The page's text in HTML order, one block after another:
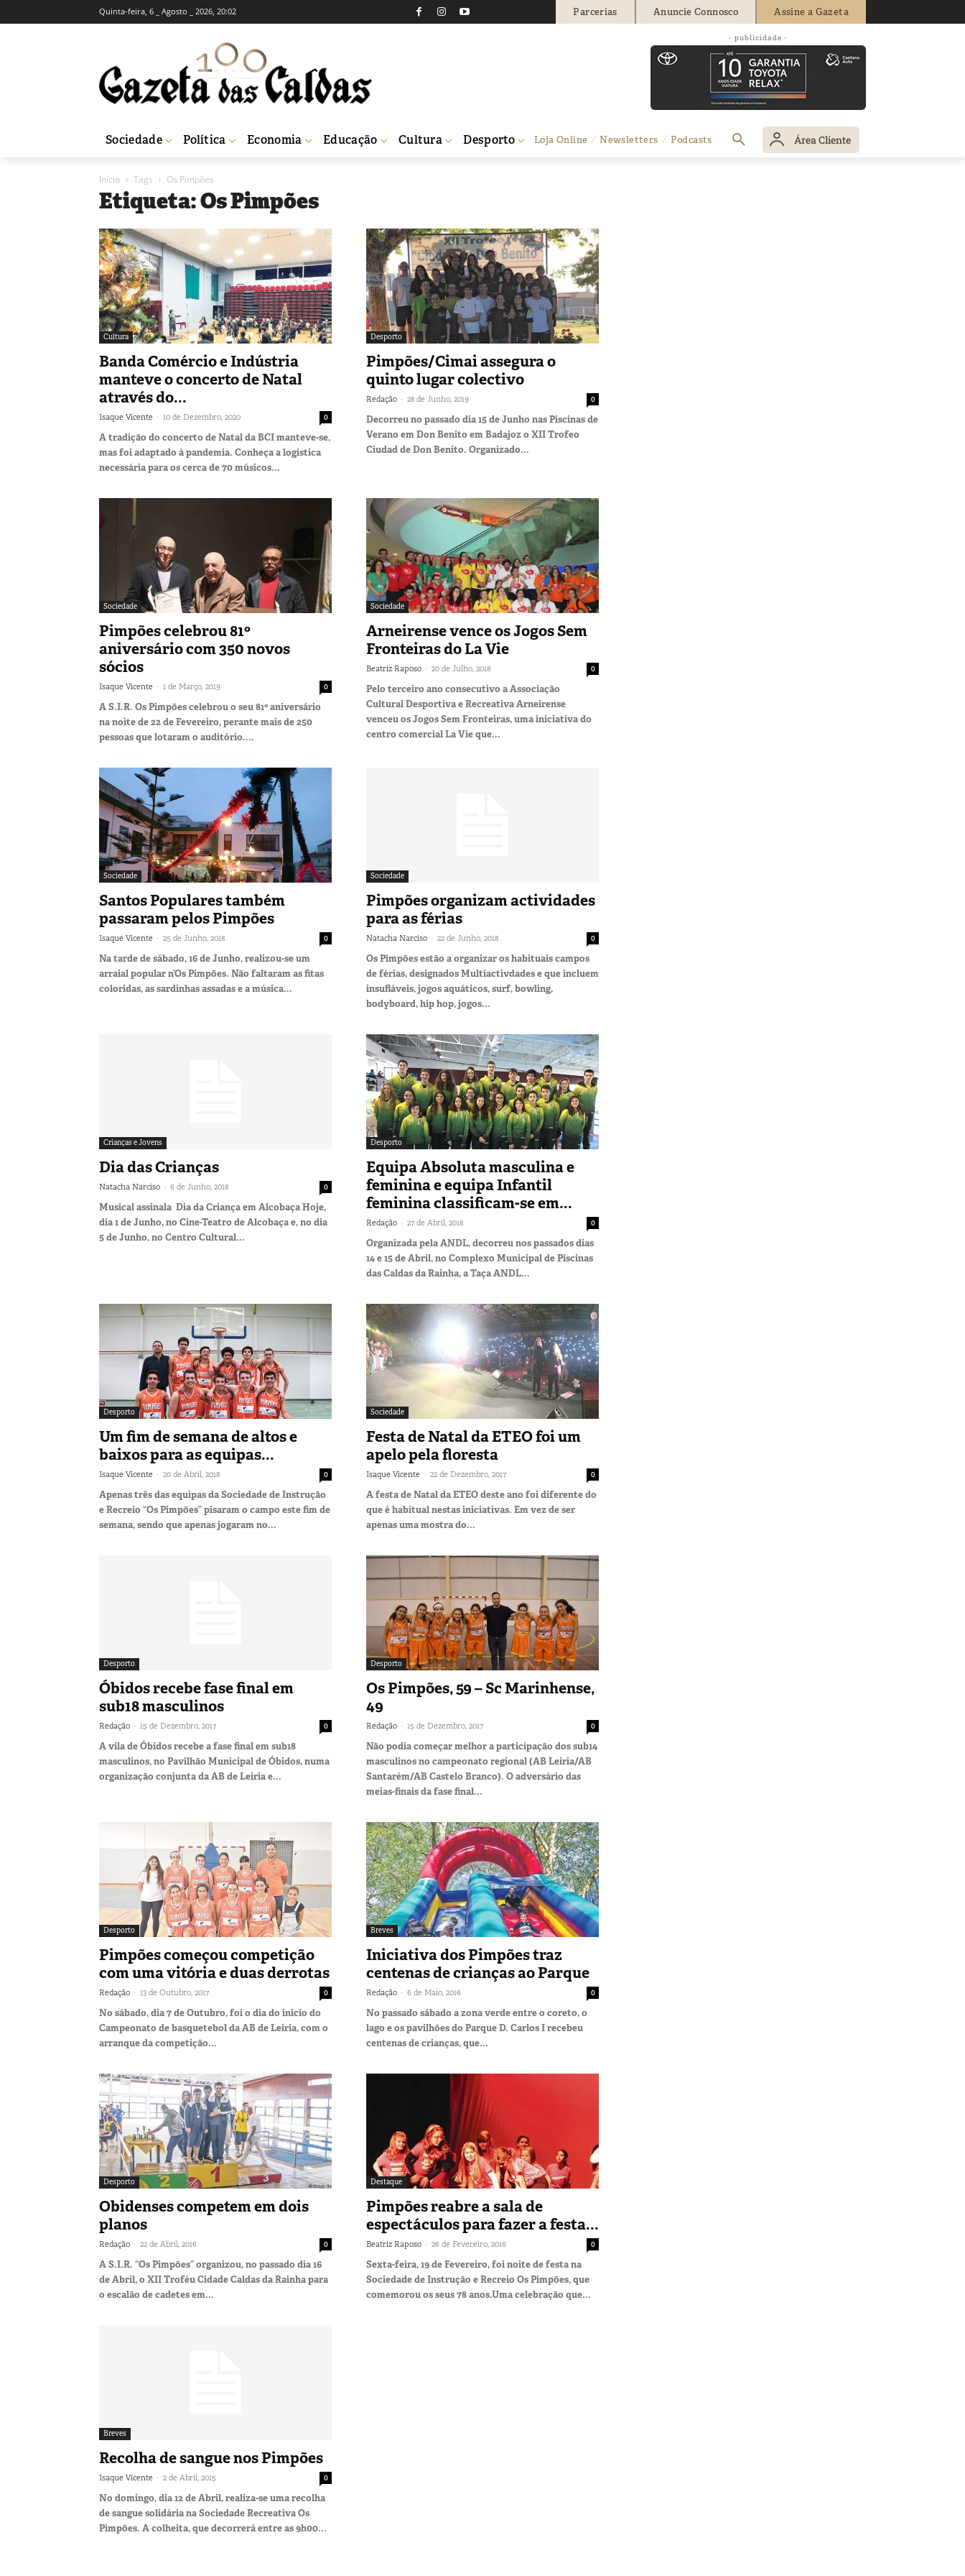
Quinta-feira, 6 _ Agosto _ 2026, 20:02 Parcerias Anuncie Connosco Assine a Gazeta
- publicidade -
Sociedade Política Economia Educação Cultura Desporto Loja Online Newsletters Podcasts Área Cliente
Início Tags Os Pimpões
Etiqueta: Os Pimpões
Cultura
Banda Comércio e Indústria
manteve o concerto de Natal
através do...
Isaque Vicente - 10 de Dezembro, 2020 0
A tradição do concerto de Natal da BCI manteve-se,
mas foi adaptado à pandemia. Conheça a logística
necessária para os cerca de 70 músicos...
Desporto
Pimpões/Cimai assegura o
quinto lugar colectivo
Redação - 28 de Junho, 2019 0
Decorreu no passado dia 15 de Junho nas Piscinas de
Verano em Don Benito em Badajoz o XII Trofeo
Ciudad de Don Benito. Organizado...
Sociedade
Pimpões celebrou 81º
aniversário com 350 novos
sócios
Isaque Vicente - 1 de Março, 2019 0
A S.I.R. Os Pimpões celebrou o seu 81º aniversário
na noite de 22 de Fevereiro, perante mais de 250
pessoas que lotaram o auditório....
Sociedade
Arneirense vence os Jogos Sem
Fronteiras do La Vie
Beatriz Raposo - 20 de Julho, 2018 0
Pelo terceiro ano consecutivo a Associação
Cultural Desportiva e Recreativa Arneirense
venceu os Jogos Sem Fronteiras, uma iniciativa do
centro comercial La Vie que...
Sociedade
Santos Populares também
passaram pelos Pimpões
Isaque Vicente - 25 de Junho, 2018 0
Na tarde de sábado, 16 de Junho, realizou-se um
arraial popular n’Os Pimpões. Não faltaram as fitas
coloridas, as sardinhas assadas e a música...
Sociedade
Pimpões organizam actividades
para as férias
Natacha Narciso - 22 de Junho, 2018 0
Os Pimpões estão a organizar os habituais campos
de férias, designados Multiactivdades e que incluem
insufláveis, jogos aquáticos, surf, bowling,
bodyboard, hip hop, jogos...
Crianças e Jovens
Dia das Crianças
Natacha Narciso - 6 de Junho, 2018 0
Musical assinala Dia da Criança em Alcobaça Hoje,
dia 1 de Junho, no Cine-Teatro de Alcobaça e, no dia
5 de Junho, no Centro Cultural...
Desporto
Equipa Absoluta masculina e
feminina e equipa Infantil
feminina classificam-se em...
Redação - 27 de Abril, 2018 0
Organizada pela ANDL, decorreu nos passados dias
14 e 15 de Abril, no Complexo Municipal de Piscinas
das Caldas da Rainha, a Taça ANDL...
Desporto
Um fim de semana de altos e
baixos para as equipas...
Isaque Vicente - 20 de Abril, 2018 0
Apenas três das equipas da Sociedade de Instrução
e Recreio “Os Pimpões” pisaram o campo este fim de
semana, sendo que apenas jogaram no...
Sociedade
Festa de Natal da ETEO foi um
apelo pela floresta
Isaque Vicente - 22 de Dezembro, 2017 0
A festa de Natal da ETEO deste ano foi diferente do
que é habitual nestas iniciativas. Em vez de ser
apenas uma mostra do...
Desporto
Óbidos recebe fase final em
sub18 masculinos
Redação - 15 de Dezembro, 2017 0
A vila de Óbidos recebe a fase final em sub18
masculinos, no Pavilhão Municipal de Óbidos, numa
organização conjunta da AB de Leiria e...
Desporto
Os Pimpões, 59 – Sc Marinhense,
49
Redação - 15 de Dezembro, 2017 0
Não podia começar melhor a participação dos sub14
masculinos no campeonato regional (AB Leiria/AB
Santarém/AB Castelo Branco). O adversário das
meias-finais da fase final...
Desporto
Pimpões começou competição
com uma vitória e duas derrotas
Redação - 13 de Outubro, 2017 0
No sábado, dia 7 de Outubro, foi o dia do inicio do
Campeonato de basquetebol da AB de Leiria, com o
arranque da competição...
Breves
Iniciativa dos Pimpões traz
centenas de crianças ao Parque
Redação - 6 de Maio, 2016 0
No passado sábado a zona verde entre o coreto, o
lago e os pavilhões do Parque D. Carlos I recebeu
centenas de crianças, que...
Desporto
Obidenses competem em dois
planos
Redação - 22 de Abril, 2016 0
A S.I.R. “Os Pimpões” organizou, no passado dia 16
de Abril, o XII Troféu Cidade Caldas da Rainha para
o escalão de cadetes em...
Destaque
Pimpões reabre a sala de
espectáculos para fazer a festa...
Beatriz Raposo - 26 de Fevereiro, 2016 0
Sexta-feira, 19 de Fevereiro, foi noite de festa na
Sociedade de Instrução e Recreio Os Pimpões, que
comemorou os seus 78 anos.Uma celebração que...
Breves
Recolha de sangue nos Pimpões
Isaque Vicente - 2 de Abril, 2015 0
No domingo, dia 12 de Abril, realiza-se uma recolha
de sangue solidária na Sociedade Recreativa Os
Pimpões. A colheita, que decorrerá entre as 9h00...